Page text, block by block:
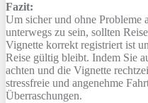
Fazit:
Um sicher und ohne Probleme
unterwegs zu sein, sollten
Vignette korrekt registriert ist
Reise gültig bleibt. Indem Sie
achten und die Vignette
stressfreie und angenehme
Überraschungen.